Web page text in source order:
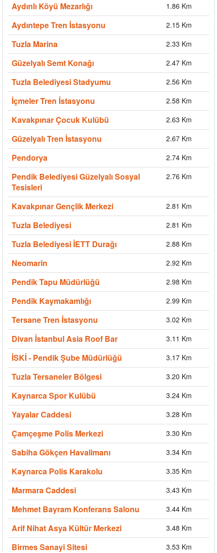
Aydınlı Köyü Mezarlığı 1.86 Km
Aydıntepe Tren İstasyonu 2.15 Km
Tuzla Marina 2.33 Km
Güzelyalı Semt Konağı 2.47 Km
Tuzla Belediyesi Stadyumu 2.56 Km
İçmeler Tren İstasyonu 2.58 Km
Kavakpınar Çocuk Kulübü 2.63 Km
Güzelyalı Tren İstasyonu 2.67 Km
Pendorya 2.74 Km
Pendik Belediyesi Güzelyalı Sosyal
Tesisleri
2.76 Km
Kavakpınar Gençlik Merkezi 2.81 Km
Tuzla Belediyesi 2.81 Km
Tuzla Belediyesi İETT Durağı 2.88 Km
Neomarin 2.92 Km
Pendik Tapu Müdürlüğü 2.98 Km
Pendik Kaymakamlığı 2.99 Km
Tersane Tren İstasyonu 3.02 Km
Divan İstanbul Asia Roof Bar 3.11 Km
İSKİ - Pendik Şube Müdürlüğü 3.17 Km
Tuzla Tersaneler Bölgesi 3.20 Km
Kaynarca Spor Kulübü 3.24 Km
Yayalar Caddesi 3.28 Km
Çamçeşme Polis Merkezi 3.30 Km
Sabiha Gökçen Havalimanı 3.34 Km
Kaynarca Polis Karakolu 3.35 Km
Marmara Caddesi 3.43 Km
Mehmet Bayram Konferans Salonu 3.44 Km
Arif Nihat Asya Kültür Merkezi 3.48 Km
Birmes Sanayi Sitesi 3.53 Km